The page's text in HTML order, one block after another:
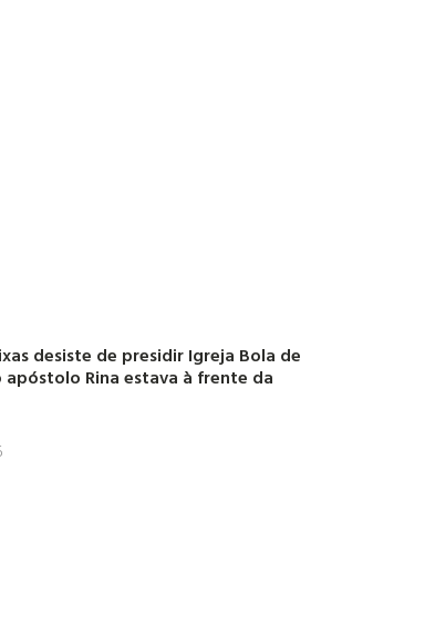
desiste de presidir Igreja Bola de
apóstolo Rina estava à frente da